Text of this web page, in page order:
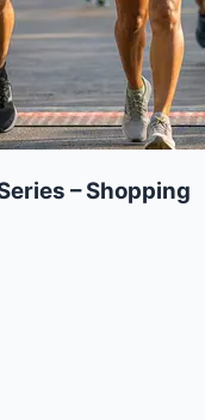
– Shopping